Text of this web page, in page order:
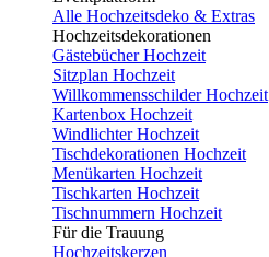
Alle Hochzeitsdeko & Extras
Hochzeitsdekorationen
Gästebücher Hochzeit
Sitzplan Hochzeit
Willkommensschilder Hochzeit
Kartenbox Hochzeit
Windlichter Hochzeit
Tischdekorationen Hochzeit
Menükarten Hochzeit
Tischkarten Hochzeit
Tischnummern Hochzeit
Für die Trauung
Hochzeitskerzen